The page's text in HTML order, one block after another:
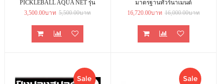
PICKLEBALL AQUA NET รุ่น
FAST SETUP: ความทนทานระดับ
พรีเมียมเพื่อมือโปร
3,500.00บาท 5,500.00บาท
มาตรฐานทัวร์นาเมนต์
(TOURNAMENT-GRADE)
16,720.00บาท 16,000.00บาท
Sale Sale